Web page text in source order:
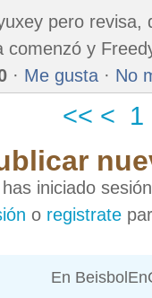
pero revisa,
comenzó y
· Me gusta · No
<< < 1
has iniciado
o registrate
En